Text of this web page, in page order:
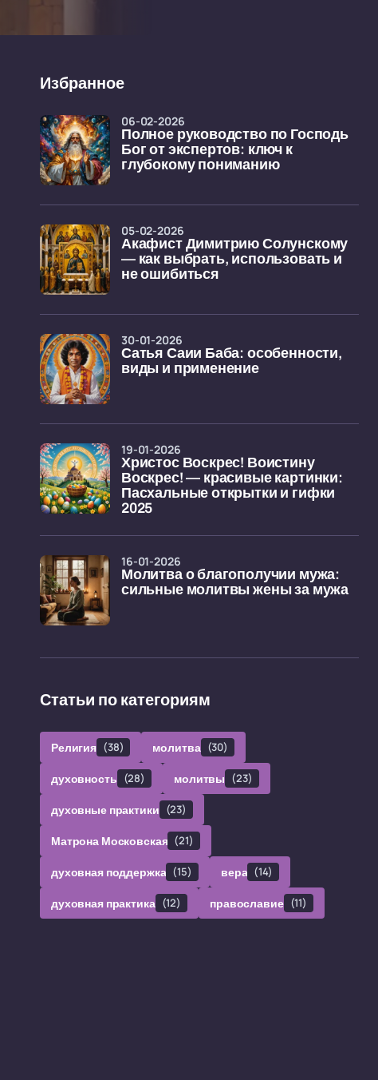
Избранное
Полное руководство по Господь
Бог от экспертов: ключ к
глубокому пониманию
06-02-2026
Акафист Димитрию Солунскому
— как выбрать, использовать и
не ошибиться
05-02-2026
Сатья Саии Баба: особенности,
виды и применение
30-01-2026
Христос Воскрес! Воистину
Воскрес! — красивые картинки:
Пасхальные открытки и гифки
2025
19-01-2026
Молитва о благополучии мужа:
сильные молитвы жены за мужа
16-01-2026
Статьи по категориям
Религия (38) молитва (30)
духовность (28) молитвы (23)
духовные практики (23)
Матрона Московская (21)
духовная поддержка (15) вера (14)
духовная практика (12) православие (11)